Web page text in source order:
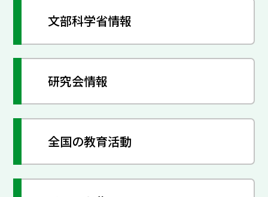
文部科学省情報
研究会情報
全国の教育活動